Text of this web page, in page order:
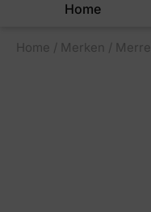
Home
Home / Merken / Merrell